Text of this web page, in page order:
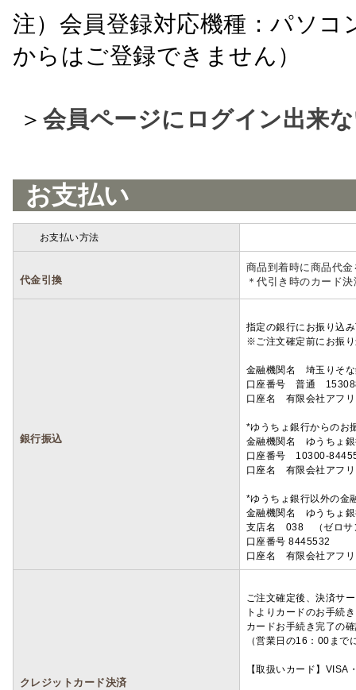
注）会員登録対応機種：パソ
からはご登録できません）
＞ 会員ページにログイン出来
お支払い
お支払い方法
代金引換
商品到着時に商品代
＊代引き時のカード
銀行振込
指定の銀行にお振り込
※ご注文確定前にお振
金融機関名 埼玉りそ
口座番号 普通
口座名 有限会社アフ
*ゆうちょ銀行からのお
金融機関名 ゆうちょ
口座番号 10300-
口座名 有限会社アフ
*ゆうちょ銀行以外の金
金融機関名 ゆうちょ
支店名 038 （ゼロサ
口座番号 8445532
口座名 有限会社アフ
クレジットカード決済
ご注文確定後、決済サ
トよりカードのお手続
カードお手続き完了の
（営業日の16：00ま
【取扱いカード】